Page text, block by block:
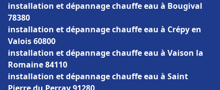
installation et dépannage chauffe eau à Bougival
78380
installation et dépannage chauffe eau à Crépy en
Valois 60800
installation et dépannage chauffe eau à Vaison la
Romaine 84110
installation et dépannage chauffe eau à Saint